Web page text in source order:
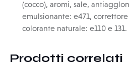
(cocco), aromi, sale,
emulsionante: e471,
colorante naturale: e110 e 131.
Prodotti correlati